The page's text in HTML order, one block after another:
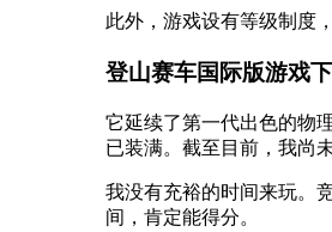
此外，游戏设有等级制度
登山赛车国际版游戏
它延续了第一代出色的物
已装满。截至目前，我尚
我没有充裕的时间来玩。
间，肯定能得分。